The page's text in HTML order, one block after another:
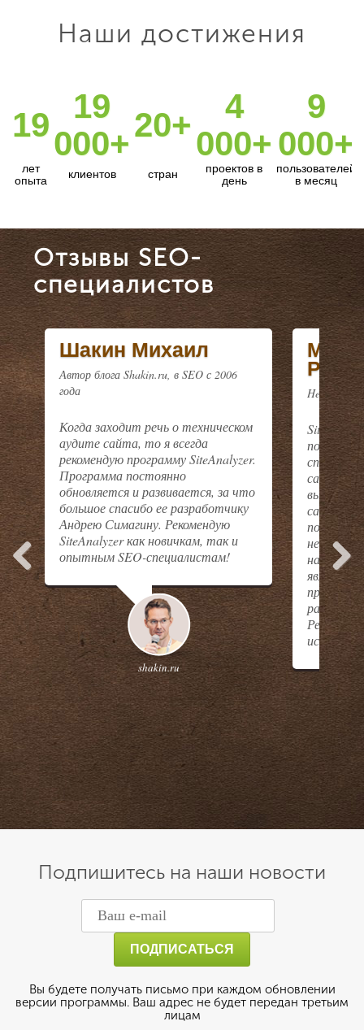
Наши достижения
19
19
000+20+
4
000+
9
000+
лет
опыта
клиентов стран
проектов в
день
пользователей
в месяц
Отзывы SEO-
специалистов
Шакин Михаил
Автор блога Shakin.ru, в SEO с 2006
года
Когда заходит речь о техническом
аудите сайта, то я всегда
рекомендую программу SiteAnalyzer.
Программа постоянно
обновляется и развивается, за что
большое спасибо ее разработчику
Андрею Симагину. Рекомендую
SiteAnalyzer как новичкам, так и
опытным SEO-специалистам!
shakin.ru
Head of
сайта.
выявить
сайтов,
Previous Next
Подпишитесь на наши новости
Вы будете получать письмо при каждом обновлении
версии программы. Ваш адрес не будет передан третьим
лицам